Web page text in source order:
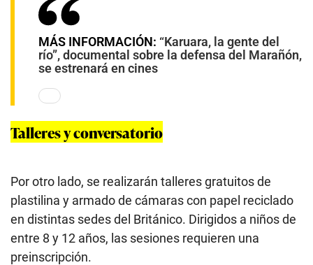
MÁS INFORMACIÓN: “Karuara, la gente del
río”, documental sobre la defensa del Marañón,
se estrenará en cines
Talleres y conversatorio
Por otro lado, se realizarán talleres gratuitos de
plastilina y armado de cámaras con papel reciclado
en distintas sedes del Británico. Dirigidos a niños de
entre 8 y 12 años, las sesiones requieren una
preinscripción.